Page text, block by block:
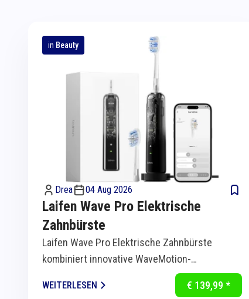
in Beauty
Drea 04 Aug 2026
Laifen Wave Pro Elektrische
Zahnbürste
Laifen Wave Pro Elektrische Zahnbürste
kombiniert innovative WaveMotion-
Technologie mit intelligenter Sensorik für
eine...
WEITERLESEN € 139,99 *